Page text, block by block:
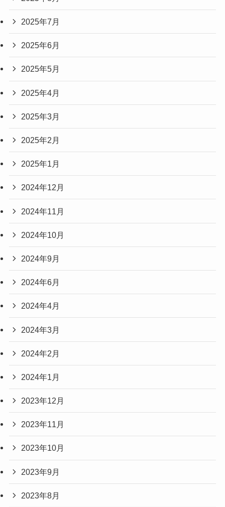
2025年7月
2025年6月
2025年5月
2025年4月
2025年3月
2025年2月
2025年1月
2024年12月
2024年11月
2024年10月
2024年9月
2024年6月
2024年4月
2024年3月
2024年2月
2024年1月
2023年12月
2023年11月
2023年10月
2023年9月
2023年8月